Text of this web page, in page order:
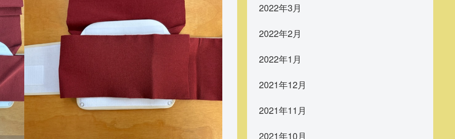
2022年3月
2022年2月
2022年1月
2021年12月
2021年11月
2021年10月